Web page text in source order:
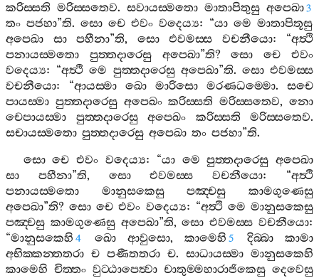
කරිස‍්සති මරිස‍්සතෙව. සවායස‍්මතො මාතාපිතුසු අපෙඛා3
තං පජහා”ති. සො චෙ එවං වදෙය්‍ය: “යා මෙ මාතාපිතූසු
අපෙඛා
සා පහීනා”ති, සො එවමස‍්ස වචනීයො: “අත්‍ථි
පනායස‍්මතො
පුත‍්තදාරෙසු අපෙඛා”ති?සො චෙ
එවං
වදෙය්‍ය: “අත්‍ථි මෙ පුත‍්තදාරෙසු අපෙඛා”ති. සො එවමස‍්ස
වචනීයො: “ආයස‍්මා ඛො මාරිසො මරණධම‍්මො. සචෙ
පායස‍්මා පුත‍්තදාරෙසු අපෙඛං කරිස‍්සති මරිස‍්සතෙව,නො
චෙපායස‍්මා
පුත‍්තදාරෙසු අපෙඛං කරිස‍්සති මරිස‍්සතෙව.
සචායස‍්මතො පුත‍්තදාරෙසු අපෙඛා තං පජහා”ති.
සො චෙ එවං වදෙය්‍ය: “යා මෙ පුත‍්තදාරෙසු අපෙඛා
සා
පහීනා”ති, සො එවමස‍්ස වචනීයො: “අත්‍ථි
පනායස‍්මතො
මානුසකෙසු පඤ‍්චසු
කාමගුණෙසු
අපෙඛා”ති?සො චෙ එවං වදෙය්‍ය: “අත්‍ථි මෙ මානුසකෙසු
පඤ‍්චසු කාමගුණෙසු අපෙඛා”ති,සො එවමස‍්ස වචනීයො:
“මානුසකෙහි 4 ඛො ආවුසො, කාමෙහි 5 දිබ‍්බා
කාමා
අභික‍්කන‍්තතරා ච පණීතතරා ච. සාධායස‍්මා මානුසකෙහි
කාමෙහි චිත‍්තං වුට‍්ඨාපෙත්‍වා චාතුම‍්මහාරාජිකෙසු දෙවෙසු